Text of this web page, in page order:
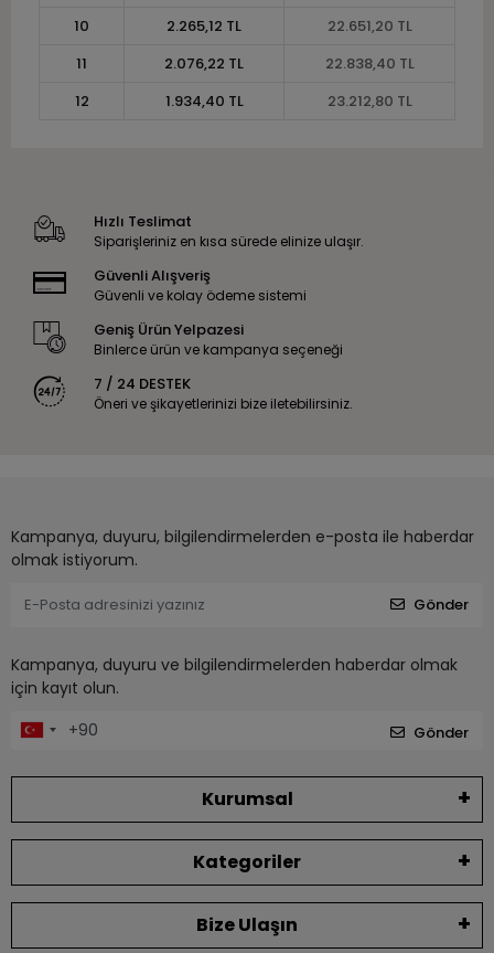
10
2.265,12 TL
22.651,20 TL
11
2.076,22 TL
22.838,40 TL
12
1.934,40 TL 23.212,80 TL
Hızlı Teslimat
Siparişleriniz en kısa sürede elinize ulaşır.
Güvenli Alışveriş
Güvenli ve kolay ödeme sistemi
Geniş Ürün Yelpazesi
Binlerce ürün ve kampanya seçeneği
7 / 24 DESTEK
Öneri ve şikayetlerinizi bize iletebilirsiniz.
Kampanya, duyuru, bilgilendirmelerden e-posta ile haberdar
olmak istiyorum.
Gönder
Kampanya, duyuru ve bilgilendirmelerden haberdar olmak
için kayıt olun.
Gönder
Kurumsal
Kategoriler
Bize Ulaşın